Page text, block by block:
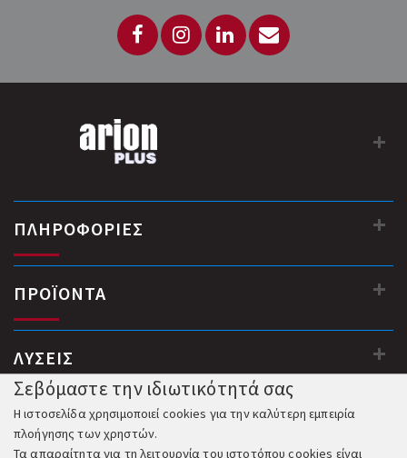
ΠΛΗΡΟΦΟΡΙΕΣ
ΠΡΟΪΟΝΤΑ
ΛΥΣΕΙΣ
Σεβόμαστε την ιδιωτικότητά σας
Η ιστοσελίδα χρησιμοποιεί cookies για την καλύτερη εμπειρία
πλοήγησης των χρηστών.
Τα απαραίτητα για τη λειτουργία του ιστοτόπου cookies είναι